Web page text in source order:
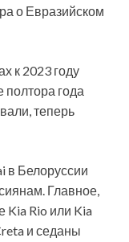
о Евразийском
к 2023 году
полтора года
теперь
в Белоруссии
Главное,
Kia Rio или Kia
и седаны